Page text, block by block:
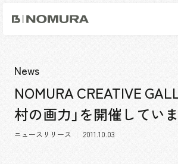
乃
村
工
索
事業内容
事業内容TOP
市場領域
News
NOMURA CREATIVE
村の画力」を開催してい
ニュースリリース 2011.10.03